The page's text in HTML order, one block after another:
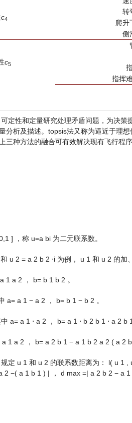
c4
转
爬升
侧
c5
指挥
定性和定量研究处理矛盾问题，为决策
分析及描述。topsis法又称为逼近于理
三种方法的融合可有效解决现有飞行程
1 ] ，称 u=a bi 为二元联系数。
和 u 2 = a 2 b 2 ⋅i 为例， u 1 和 u 2 的加
a 1 a 2 ， b= b 1 b 2 。
a= a 1 − a 2 ， b= b 1 − b 2 。
中 a= a 1 ⋅ a 2 ， b= a 1 ⋅ b 2 b 1 ⋅ a 2 b 1
a 1 a 2 ， b= a 2 b 1 − a 1 b 2 a 2 ( a 2 b
规定 u 1 和 u 2 的联系数距离为： l( u 1
2 −( a 1 b 1 ) | ， d max =| a 2 b 2 − a 1